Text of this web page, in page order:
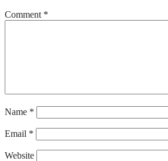
Comment *
Name *
Email *
Website